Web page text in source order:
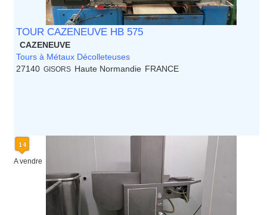
TOUR CAZENEUVE HB 575
CAZENEUVE
Tours à Métaux Décolleteuses
27140 GISORS Haute Normandie FRANCE
A vendre